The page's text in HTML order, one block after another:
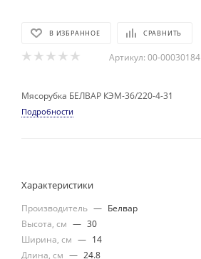
В ИЗБРАННОЕ СРАВНИТЬ
Артикул: 00-00030184
Мясорубка БЕЛВАР КЭМ-36/220-4-31
Подробности
Характеристики
Производитель — Белвар
Высота, см — 30
Ширина, см — 14
Длина, см — 24.8